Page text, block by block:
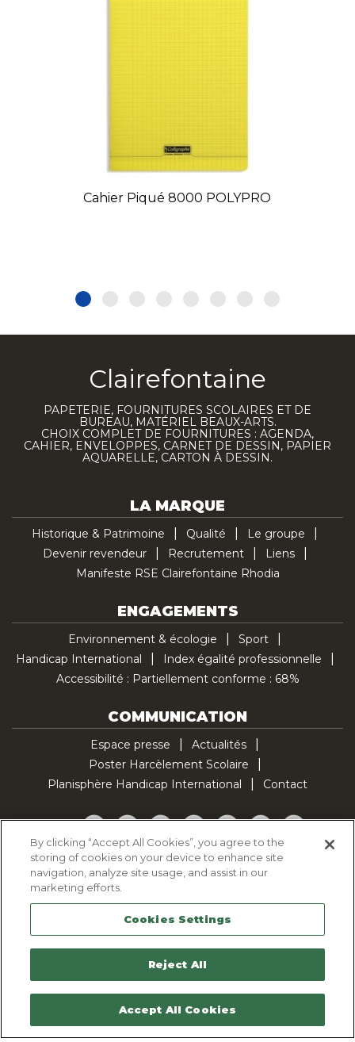
Cahier Piqué 8000 POLYPRO
Clairefontaine
PAPETERIE, FOURNITURES SCOLAIRES ET DE
BUREAU, MATÉRIEL BEAUX-ARTS.
CHOIX COMPLET DE FOURNITURES : AGENDA,
CAHIER, ENVELOPPES, CARNET DE DESSIN, PAPIER
AQUARELLE, CARTON À DESSIN.
LA MARQUE
Historique & Patrimoine Qualité
Le groupe
Devenir revendeur
Recrutement
Liens
Manifeste RSE Clairefontaine Rhodia
ENGAGEMENTS
Environnement & écologie
Sport
Handicap International
Index égalité professionnelle
Accessibilité : Partiellement conforme : 68%
COMMUNICATION
Espace presse
Actualités
Poster Harcèlement Scolaire
Planisphère Handicap International
Contact
Facebook
TwitterYouTubePinterestInstagramLinkedInTikTok
Politique d'utilisation des cookies
Politique de confidentialité
Mentions légales
Plan du site
Contactez-nous
By clicking “Accept All Cookies”, you agree to the
storing of cookies on your device to enhance site
navigation, analyze site usage, and assist in our
marketing efforts.
Cookies Settings
Reject All
Accept All Cookies